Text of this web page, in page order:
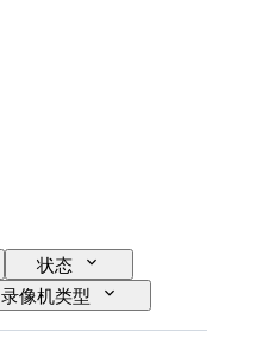
状态
录像机类型